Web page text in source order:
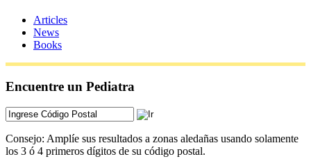
Articles
News
Books
Encuentre un Pediatra
Consejo: Amplíe sus resultados a zonas aledañas usando solamente
los 3 ó 4 primeros dígitos de su código postal.